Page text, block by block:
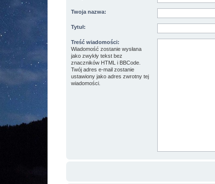
Twoja nazwa:
Tytuł:
Treść wiadomości:
Wiadomość zostanie wysłana
jako zwykły tekst bez
znaczników HTML i BBCode.
Twój adres e-mail zostanie
ustawiony jako adres zwrotny tej
wiadomości.